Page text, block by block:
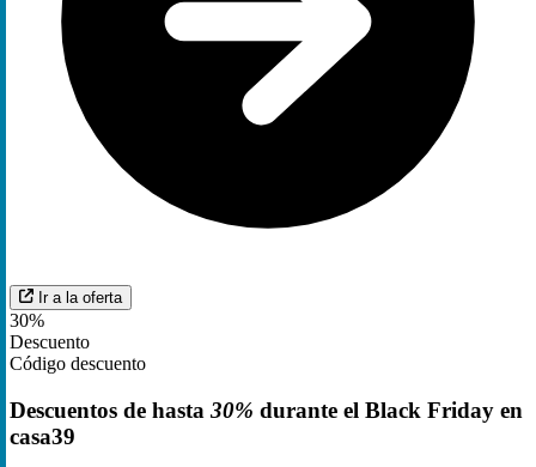
Ir a la oferta
30%
Descuento
Código descuento
Descuentos de hasta 30% durante el Black Friday en
casa39